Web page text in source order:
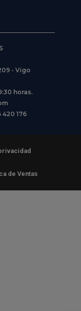
- Vigo
horas.
420 176
de Ventas